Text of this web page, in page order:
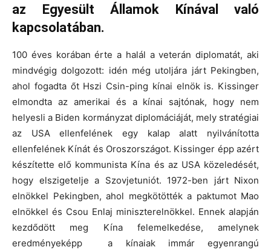
az Egyesült Államok Kínával való
kapcsolatában.
100 éves korában érte a halál a veterán diplomatát, aki
mindvégig dolgozott: idén még utoljára járt Pekingben,
ahol fogadta őt Hszi Csin-ping kínai elnök is. Kissinger
elmondta az amerikai és a kínai sajtónak, hogy nem
helyesli a Biden kormányzat diplomáciáját, mely stratégiai
az USA ellenfelének egy kalap alatt nyilvánította
ellenfelének Kínát és Oroszországot. Kissinger épp azért
készítette elő kommunista Kína és az USA közeledését,
hogy elszigetelje a Szovjetuniót. 1972-ben járt Nixon
elnökkel Pekingben, ahol megkötötték a paktumot Mao
elnökkel és Csou Enlaj miniszterelnökkel. Ennek alapján
kezdődött meg Kína felemelkedése, amelynek
eredményeképp a kínaiak immár egyenrangú